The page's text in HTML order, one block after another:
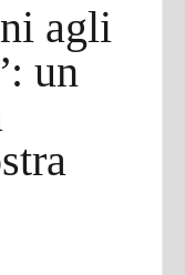
agli
un